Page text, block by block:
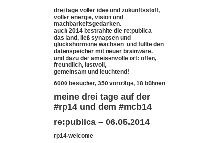
drei tage voller idee und zukunftsstoff,
voller energie, vision und
machbarkeitsgedanken.
auch 2014 bestrahlte die re:publica
das land, ließ synapsen und
glückshormone wachsen und füllte den
datenspeicher mit neuer brainware.
und dazu der ameisenvolle ort: offen,
freundlich, lustvoll,
gemeinsam und leuchtend!
6000 besucher, 350 vorträge, 18 bühnen
meine drei tage auf der
#rp14 und dem #mcb14
re:publica – 06.05.2014
rp14-welcome